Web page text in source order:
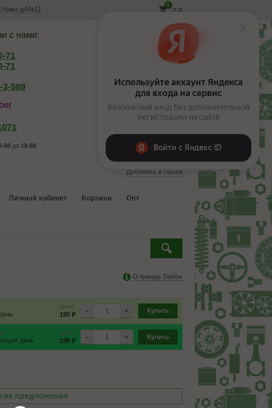
д40к1) 0
0 ₽
Вход
с нами:
71
71
3-589
00 до 19-00
Добавить в гараж
Личный кабинет Корзина
Опт
О бренде Stellox
Цена
190 ₽
– + Купить
день
Цена
190 ₽
– + Купить
предложения